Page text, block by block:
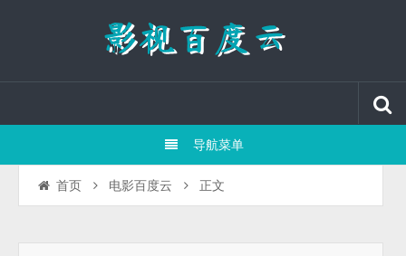
导航菜单
首页 电影百度云 正文